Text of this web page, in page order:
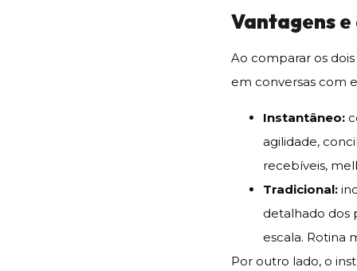
Vantagens
Ao comparar os
em conversas com
Instantâneo:
agilidade,
recebíveis,
Tradicional:
detalhado dos
escala. Rotina
Por outro lado, o